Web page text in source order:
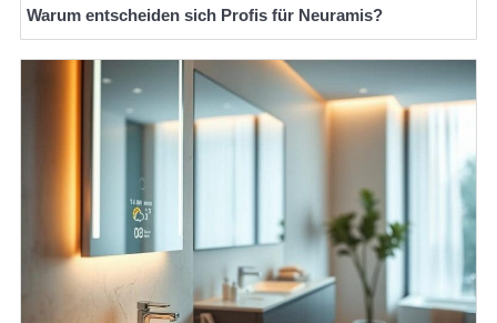
Warum entscheiden sich Profis für Neuramis?